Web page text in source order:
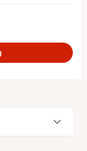
159.94 kronor